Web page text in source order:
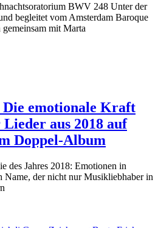
BWV 248 Unter der
begleitet vom Amsterdam Baroque
mit Marta
emotionale Kraft
aus 2018 auf
Doppel-Album
des Jahres 2018: Emotionen in
Name, der nicht nur Musikliebhaber in